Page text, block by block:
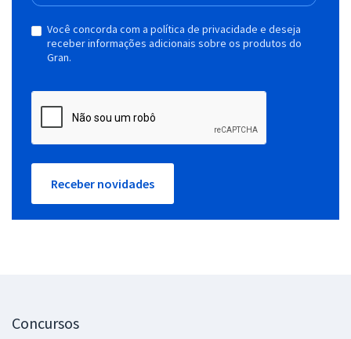
Você concorda com a política de privacidade e deseja
receber informações adicionais sobre os produtos do
Gran.
Receber novidades
Concursos